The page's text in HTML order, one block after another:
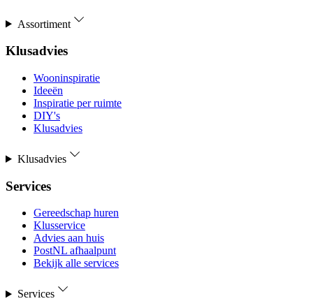
Assortiment
Klusadvies
Wooninspiratie
Ideeën
Inspiratie per ruimte
DIY's
Klusadvies
Klusadvies
Services
Gereedschap huren
Klusservice
Advies aan huis
PostNL afhaalpunt
Bekijk alle services
Services